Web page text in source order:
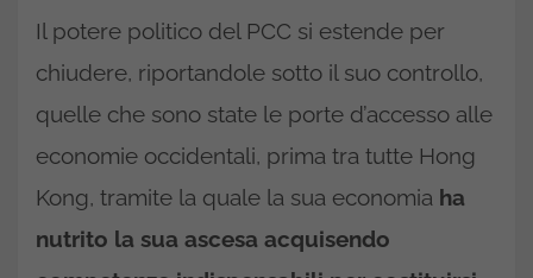
Il potere politico del PCC si estende per
chiudere, riportandole sotto il suo controllo,
quelle che sono state le porte d’accesso alle
economie occidentali, prima tra tutte Hong
Kong, tramite la quale la sua economia ha
nutrito la sua ascesa acquisendo